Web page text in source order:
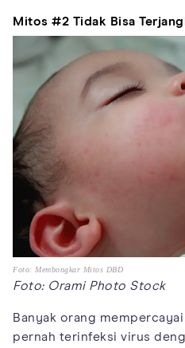
Mitos #2 Tidak Bisa
Foto: Membongkar Mitos DBD
Foto: Orami Photo Stock
Banyak orang
pernah terinfeksi virus